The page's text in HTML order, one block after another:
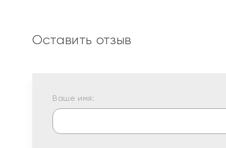
Оставить отзыв
Ваше имя: